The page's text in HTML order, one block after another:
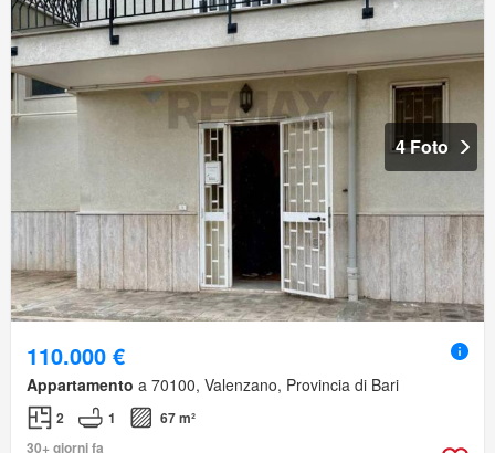
4 Foto
110.000 €
Appartamento a 70100, Valenzano, Provincia di Bari
2 1
67 m²
30+ giorni fa